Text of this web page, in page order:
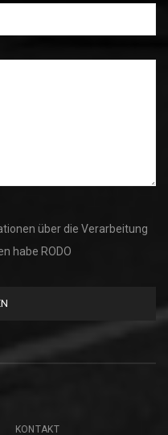
über die Verarbeitung
habe RODO
KONTAKT